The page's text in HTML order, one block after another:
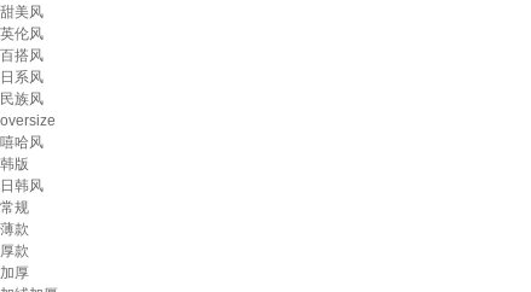
甜美风
英伦风
百搭风
日系风
民族风
oversize
嘻哈风
韩版
日韩风
常规
薄款
厚款
加厚